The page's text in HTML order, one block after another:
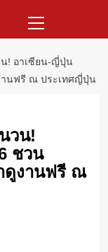
Menu
! อาเซียน-ญี่ปุ่น
านฟรี ณ ประเทศญี่ปุ่น
วน!
ชวน
ดูงานฟรี ณ